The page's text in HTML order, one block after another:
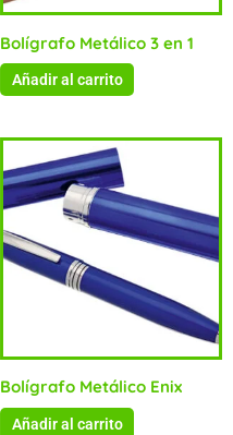
Bolígrafo Metálico 3 en 1
Añadir al carrito
Bolígrafo Metálico Enix
Añadir al carrito